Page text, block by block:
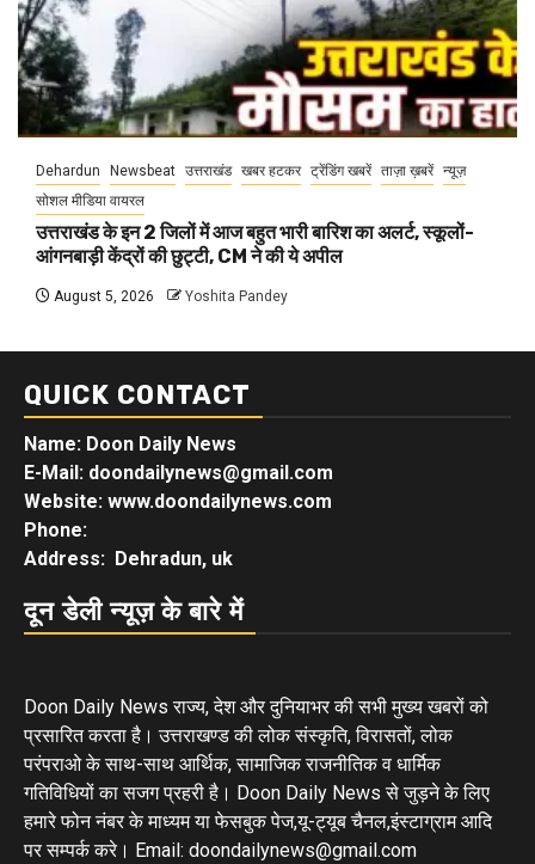
Dehardun Newsbeat उत्तराखंड खबर हटकर ट्रेंडिंग खबरें ताज़ा ख़बरें न्यूज़
सोशल मीडिया वायरल
उत्तराखंड के इन 2 जिलों में आज बहुत भारी बारिश का अलर्ट, स्कूलों-
आंगनबाड़ी केंद्रों की छुट्टी, CM ने की ये अपील
August 5, 2026 Yoshita Pandey
QUICK CONTACT
Name: Doon Daily News
E-Mail: doondailynews@gmail.com
Website: www.doondailynews.com
Phone:
Address: Dehradun, uk
दून डेली न्यूज़ के बारे में
Doon Daily News राज्य, देश और दुनियाभर की सभी मुख्य खबरों को
प्रसारित करता है। उत्तराखण्ड की लोक संस्कृति, विरासतों, लोक
परंपराओ के साथ-साथ आर्थिक, सामाजिक राजनीतिक व धार्मिक
गतिविधियों का सजग प्रहरी है। Doon Daily News से जुड़ने के लिए
हमारे फोन नंबर के माध्यम या फेसबुक पेज,यू-ट्यूब चैनल,इंस्टाग्राम आदि
पर सम्पर्क करे। Email: doondailynews@gmail.com